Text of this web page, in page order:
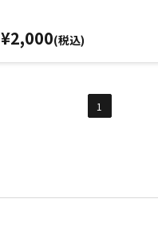
¥2,000(税込)
1